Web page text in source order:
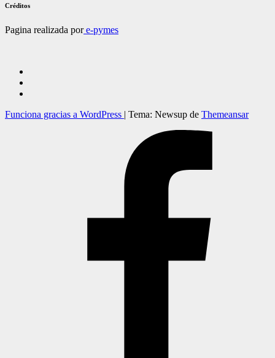
Créditos
Pagina realizada pore-pymes
Funciona gracias a WordPress | Tema: Newsup de Themeansar